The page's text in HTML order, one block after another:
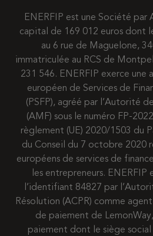
ENERFIP est une Société par
capital de 169 012 euros dont
au 6 rue de Maguelone,
immatriculée au RCS de
231 546. ENERFIP exerce
européen de Services de
(PSFP), agréé par l’Autorité
(AMF) sous le numéro FP-
règlement (UE) 2020/1503 du
du Conseil du 7 octobre 2020
européens de services de
les entrepreneurs. ENERFIP
l’identifiant 84827 par
Résolution (ACPR) comme
de paiement de
paiement dont le siège social